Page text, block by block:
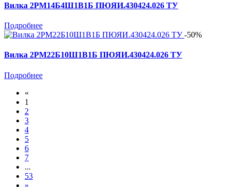
Вилка 2РМ14Б4Ш1В1Б ПЮЯИ.430424.026 ТУ
Подробнее
-50%
Вилка 2РМ22Б10Ш1В1Б ПЮЯИ.430424.026 ТУ
Подробнее
«
1
2
3
4
5
6
7
...
53
»